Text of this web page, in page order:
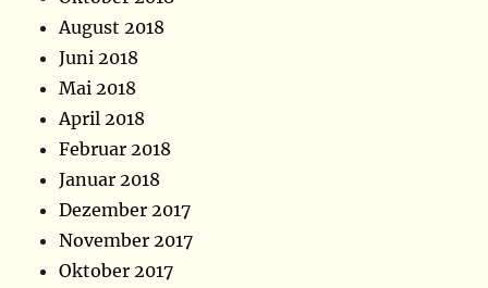
August 2018
Juni 2018
Mai 2018
April 2018
Februar 2018
Januar 2018
Dezember 2017
November 2017
Oktober 2017